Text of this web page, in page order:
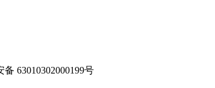
备 63010302000199号